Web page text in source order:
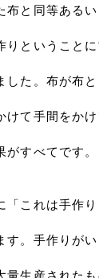
布と同等ある
りということ
した。布が布
けて手間をか
がすべてです
「これは手作
す。手作りが